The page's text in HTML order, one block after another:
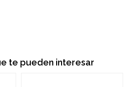
te pueden interesar